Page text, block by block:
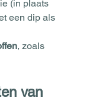
(in plaats
een dip als
, zoals
van